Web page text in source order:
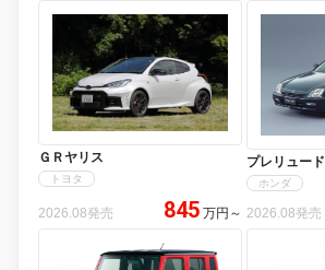
ＧＲヤリス
トヨタ
2026.08発売 845 万円 ～
プレリュード
ホンダ
2026.08発売